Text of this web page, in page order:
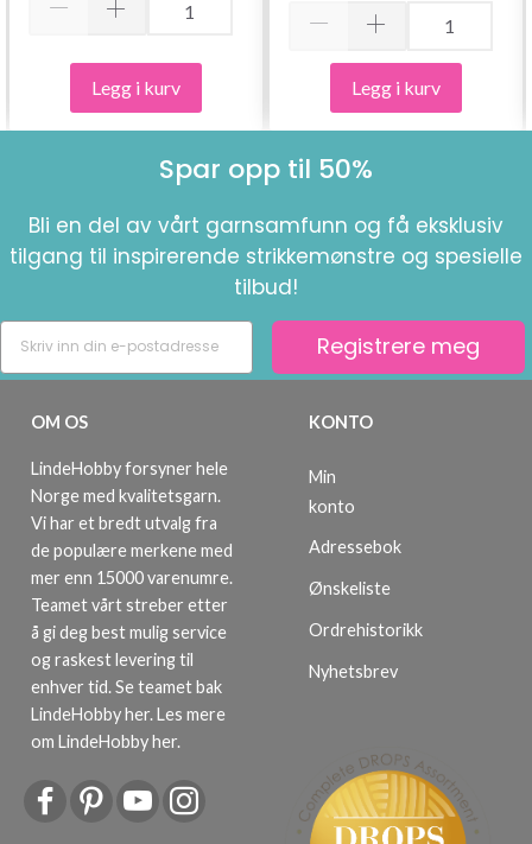
Legg i kurv Legg i kurv
Spar opp til 50%
Bli en del av vårt garnsamfunn og få eksklusiv
tilgang til inspirerende strikkemønstre og spesielle
tilbud!
Registrere meg
OM OS
LindeHobby forsyner hele
Norge med kvalitetsgarn.
Vi har et bredt utvalg fra
de populære merkene med
mer enn 15000 varenumre.
Teamet vårt streber etter
å gi deg best mulig service
og raskest levering til
enhver tid. Se teamet bak
LindeHobby her.Les mere
om LindeHobby her.
KONTO
Min
konto
Adressebok
Ønskeliste
Ordrehistorikk
Nyhetsbrev